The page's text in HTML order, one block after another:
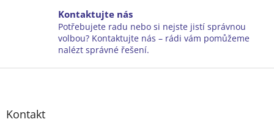
v
ý
p
s
Kontaktujte nás
Potřebujete radu nebo si nejste jistí správnou
volbou? Kontaktujte nás – rádi vám pomůžeme
nalézt správné řešení.
Z
Kontakt